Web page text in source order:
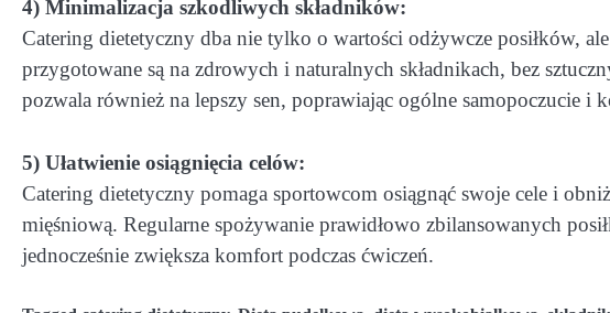
4) Minimalizacja szkodliwych składników:
Catering dietetyczny dba nie tylko o wartości odżywcze posiłków,
przygotowane są na zdrowych i naturalnych składnikach, bez
pozwala również na lepszy sen, poprawiając ogólne samopoczucie i
5) Ułatwienie osiągnięcia celów:
Catering dietetyczny pomaga sportowcom osiągnąć swoje cele i
mięśniową. Regularne spożywanie prawidłowo zbilansowanych
jednocześnie zwiększa komfort podczas ćwiczeń.